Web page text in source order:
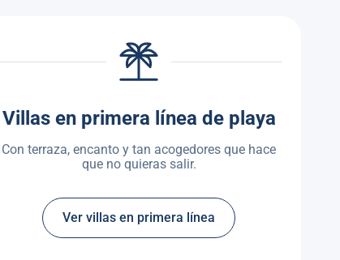
Villas en primera línea de playa
Con terraza, encanto y tan acogedores que hace
que no quieras salir.
Ver villas en primera línea